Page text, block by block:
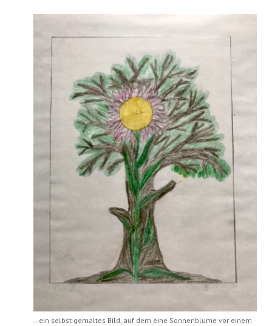
…ein selbst gemaltes Bild, auf dem eine Sonnenblume vor einem